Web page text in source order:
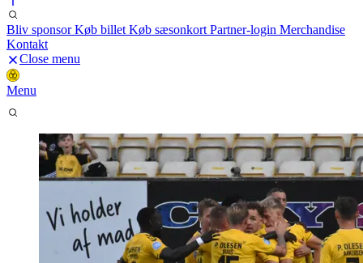
Bliv sponsorKøb billet Køb sæsonkort Partner-login Merchandise
Kontakt
Close menu
Menu